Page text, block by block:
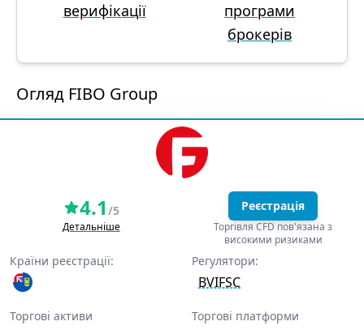
верифікації
програми
брокерів
Огляд FIBO Group
4.1 /5
Детальніше
Реєстрація
Торгівля CFD пов'язана з
високими ризиками
Країни реєстрації: Регулятори:
BVIFSC
Торгові активи
Торгові платформи